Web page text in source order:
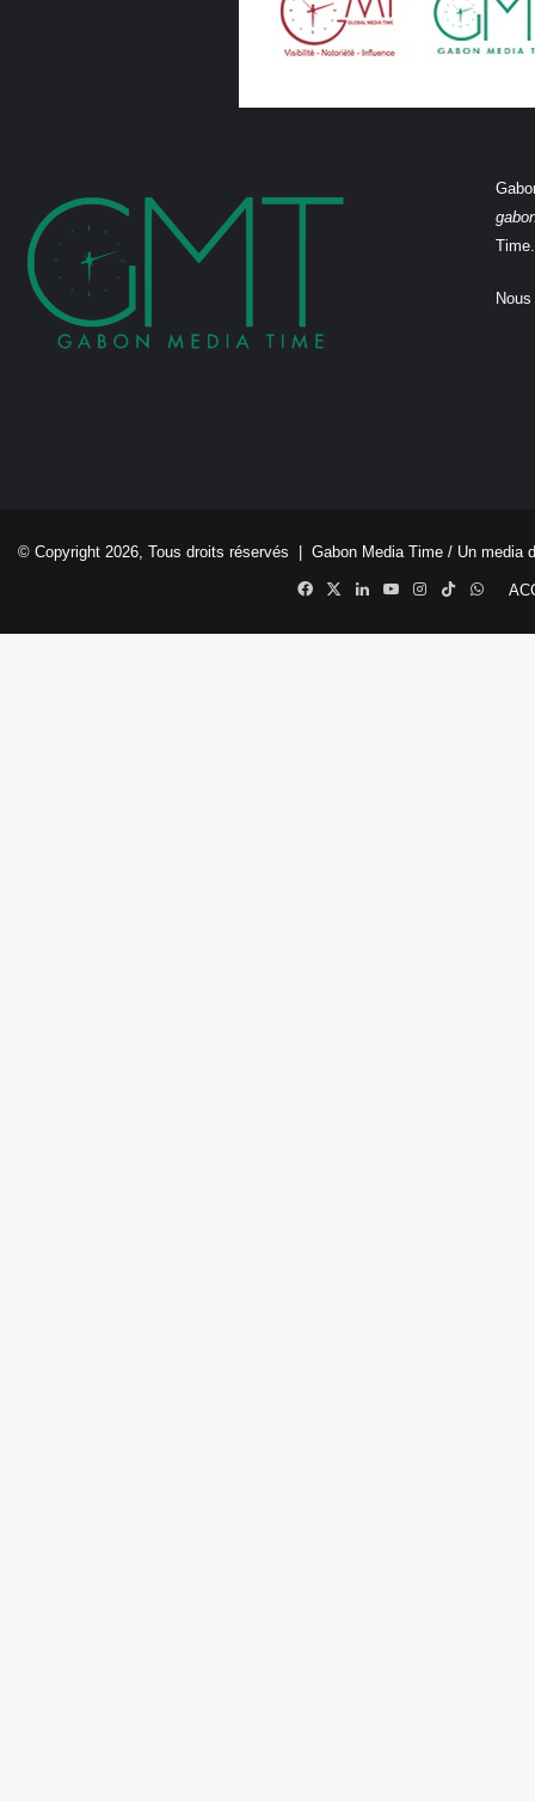
Time.
© Copyright 2026, Tous droits réservés | Gabon Media Time / Un media
Facebook
X LinkedinYouTubeInstagram
TikTok